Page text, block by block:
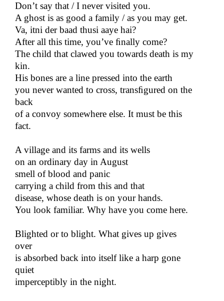
Don’t say that / I never visited you.
A ghost is as good a family / as you may get.
Va, itni der baad thusi aaye hai?
After all this time, you’ve​​ ﬁnally come?
The child that clawed you towards death is my
kin.
His bones are a line pressed into the earth
you never wanted to cross, transﬁgured on the
back
of a convoy somewhere else. It must be this
fact.
A village and its farms and its wells
on an ordinary day in August
smell of blood and panic
carrying a child from this and that
disease, whose death is on your hands.
You look familiar.​​ Why have you come here.
Blighted or to blight. What gives up gives
over
is absorbed back into itself like a harp gone
quiet
imperceptibly in the night.